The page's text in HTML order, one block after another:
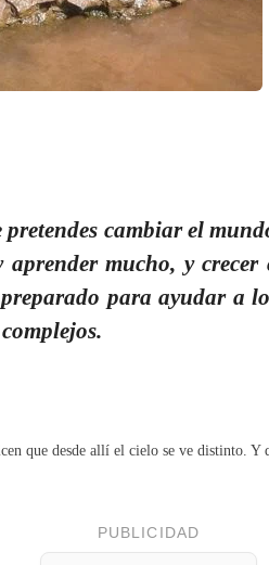
cambiar el
mucho, y crecer
para ayudar a
que desde allí el cielo se ve distinto. Y
PUBLICIDAD